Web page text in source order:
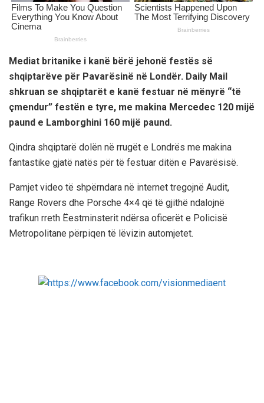
Mediat britanike i kanë bërë jehonë festës së
shqiptarëve për Pavarësinë në Londër. Daily Mail
shkruan se shqiptarët e kanë festuar në mënyrë “të
çmendur” festën e tyre, me makina Mercedec 120 mijë
paund e Lamborghini 160 mijë paund.
Qindra shqiptarë dolën në rrugët e Londrës me makina
fantastike gjatë natës për të festuar ditën e Pavarësisë.
Pamjet video të shpërndara në internet tregojnë Audit,
Range Rovers dhe Porsche 4×4 që të gjithë ndalojnë
trafikun rreth Ëestminsterit ndërsa oficerët e Policisë
Metropolitane përpiqen të lëvizin automjetet.